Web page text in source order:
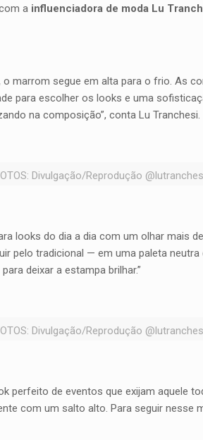
a influenciadora de moda Lu
marrom segue em alta para o frio. As
para escolher os looks e uma
na composição”, conta Lu Tranchesi.
Divulgação/Reprodução
looks do dia a dia com um olhar mais
pelo tradicional — em uma paleta
deixar a estampa brilhar.”
Divulgação/Reprodução
perfeito de eventos que exijam aquele
com um salto alto. Para seguir